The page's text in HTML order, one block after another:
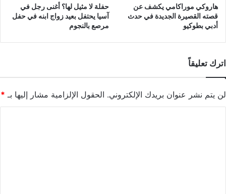
هاروكي موراكامي يكشف عن
قصته القصيرة الجديدة في حدث
أدبي بطوكيو
حفلة لا مثيل لها؟ أغنى رجل في
آسيا يحتفل بعيد زواج ابنه في حفل
مرصع بالنجوم
اترك تعليقاً
لن يتم نشر عنوان بريدك الإلكتروني. الحقول الإلزامية مشار إليها بـ *